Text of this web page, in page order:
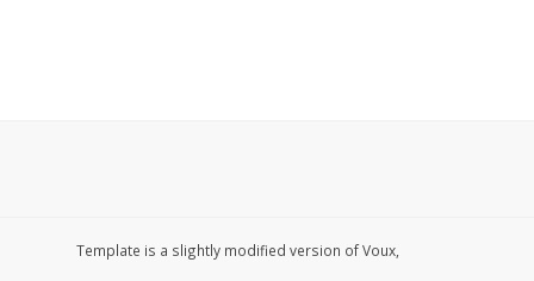
Template is a slightly modified version of Voux,